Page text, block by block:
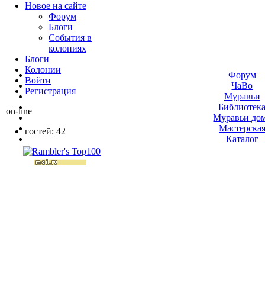
Новое на сайте
Форум
Блоги
События в
колониях
Блоги
Колонии
Войти
Peгиcтpaция
on-line
гостей: 42
Форум
ЧаВо
Муравьи
Муравьи
Мастерская
Каталог